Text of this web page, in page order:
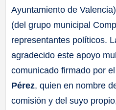
Ayuntamiento de
(del grupo municipal
representantes políticos.
agradecido este apoyo
comunicado firmado por
Pérez, quien en nombre
comisión y del suyo